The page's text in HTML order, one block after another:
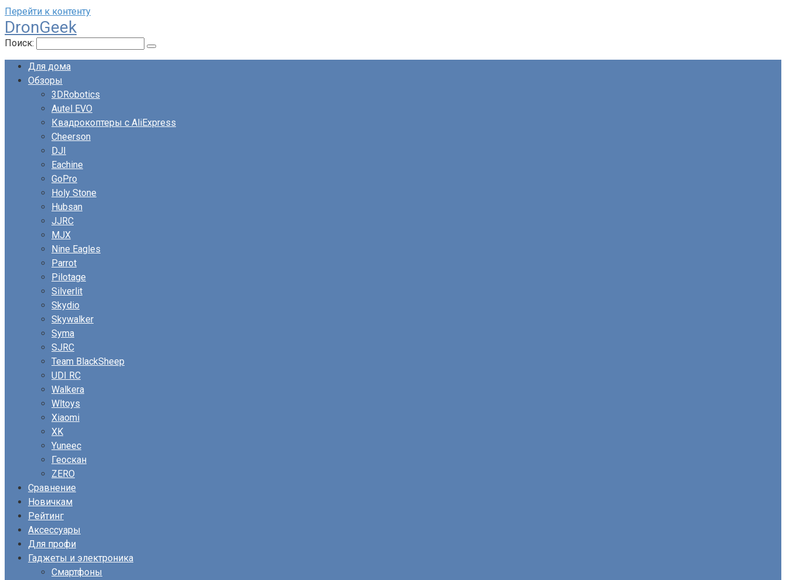
Перейти к контенту
DronGeek
Поиск:
Для дома
Обзоры
3DRobotics
Autel EVO
Квадрокоптеры с AliExpress
Cheerson
DJI
Eachine
GoPro
Holy Stone
Hubsan
JJRC
MJX
Nine Eagles
Parrot
Pilotage
Silverlit
Skydio
Skywalker
Syma
SJRC
Team BlackSheep
UDI RC
Walkera
Wltoys
Xiaomi
XK
Yuneec
Геоскан
ZERO
Сравнение
Новичкам
Рейтинг
Аксессуары
Для профи
Гаджеты и электроника
Смартфоны